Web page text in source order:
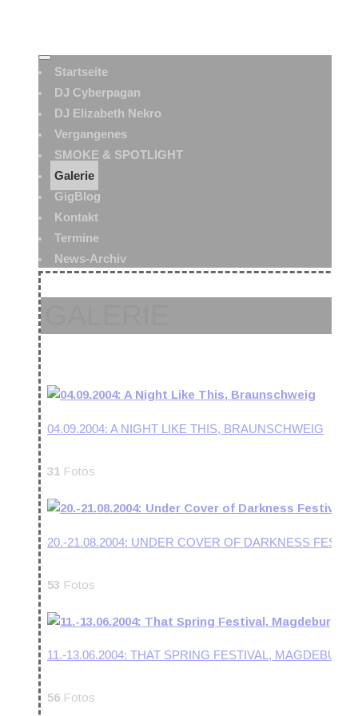
Startseite
DJ Cyberpagan
DJ Elizabeth Nekro
Vergangenes
SMOKE & SPOTLIGHT
Galerie
GigBlog
Kontakt
Termine
News-Archiv
04.09.2004: A NIGHT LIKE THIS, BRAUNSCHWEIG
31 Fotos
20.-21.08.2004: UNDER COVER OF DARKNESS
53 Fotos
11.-13.06.2004: THAT SPRING FESTIVAL, MAGDEBURG
56 Fotos